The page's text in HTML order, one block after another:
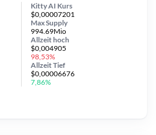
Kitty AI Kurs
$0,00007201
Max Supply
994.69Mio
Allzeithoch
$0,004905
98,53%
AllzeitTief
$0,00006676
7,86%